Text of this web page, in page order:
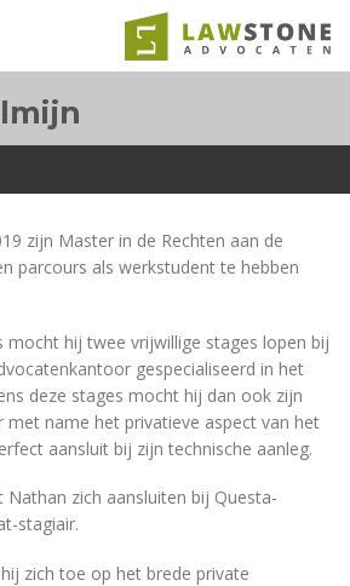
zijn Master in de Rechten aan de
parcours als werkstudent te hebben
mocht hij twee vrijwillige stages lopen bij
gespecialiseerd in het
deze stages mocht hij dan ook zijn
met name het privatieve aspect van het
aansluit bij zijn technische aanleg.
Nathan zich aansluiten bij Questa-
stagiair.
zich toe op het brede private